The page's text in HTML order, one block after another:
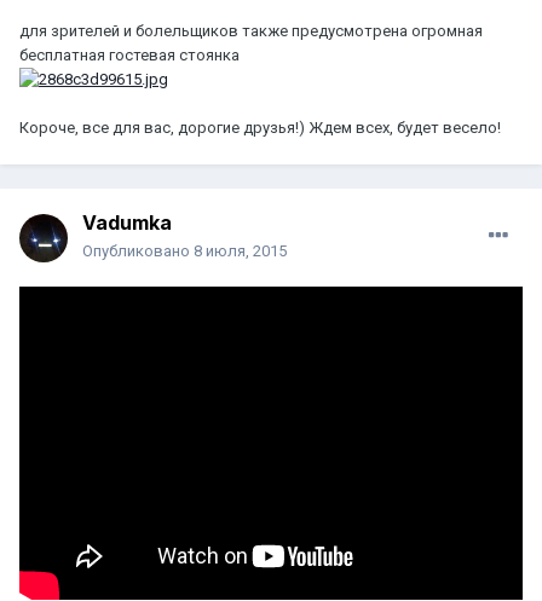
для зрителей и болельщиков также предусмотрена огромная
бесплатная гостевая стоянка
Короче, все для вас, дорогие друзья!) Ждем всех, будет весело!
Vadumka
Опубликовано 8 июля, 2015